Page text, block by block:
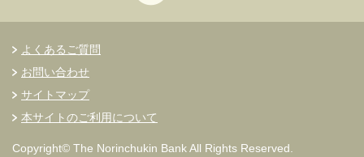
よくあるご質問
お問い合わせ
サイトマップ
本サイトのご利用について
Copyright© The Norinchukin Bank All Rights Reserved.